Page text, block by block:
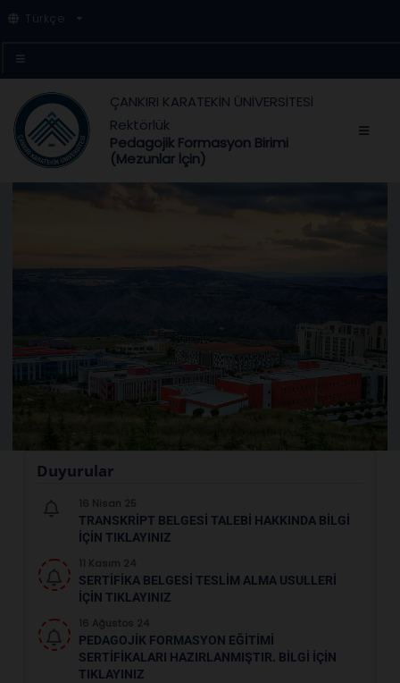
Türkçe
ÇANKIRI KARATEKİN ÜNİVERSİTESİ
Rektörlük
Pedagojik Formasyon Birimi
(Mezunlar İçin)
Duyurular
TRANSKRİPT BELGESİ TALEBİ HAKKINDA BILGI
IÇIN TIKLAYINIZ
SERTİFİKA BELGESİ TESLİM ALMA USULLERİ
İÇIN TIKLAYINIZ
PEDAGOJİK FORMASYON EĞİTİMİ
SERTİFİKALARI HAZIRLANMIŞTIR. BILGI IÇIN
TIKLAYINIZ